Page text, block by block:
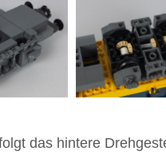
das hintere